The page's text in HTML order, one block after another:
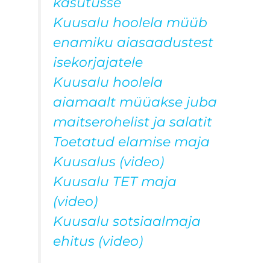
Kuusalu hoolela müüb
enamiku aiasaadustest
isekorjajatele
Kuusalu hoolela
aiamaalt müüakse juba
maitserohelist ja salatit
Toetatud elamise maja
Kuusalus (video)
Kuusalu TET maja
(video)
Kuusalu sotsiaalmaja
ehitus (video)